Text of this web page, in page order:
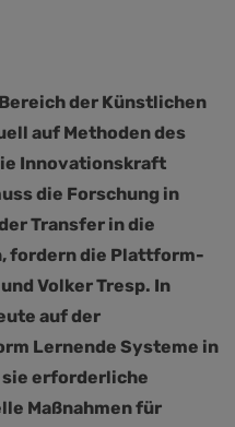
der Künstlichen
auf Methoden des
Innovationskraft
die Forschung in
Transfer in die
fordern die Plattform-
Volker Tresp. In
auf der
Lernende Systeme in
erforderliche
Maßnahmen für